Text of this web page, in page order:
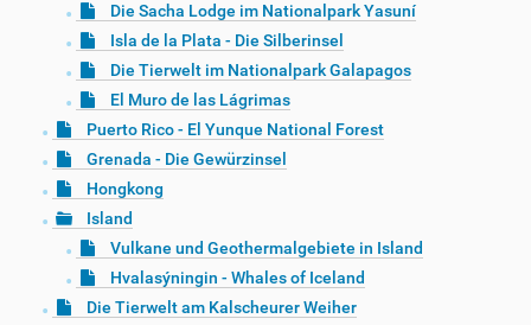
Die Sacha Lodge im Nationalpark Yasuní
Isla de la Plata - Die Silberinsel
Die Tierwelt im Nationalpark Galapagos
El Muro de las Lágrimas
Puerto Rico - El Yunque National Forest
Grenada - Die Gewürzinsel
Hongkong
Island
Vulkane und Geothermalgebiete in Island
Hvalasýningin - Whales of Iceland
Die Tierwelt am Kalscheurer Weiher